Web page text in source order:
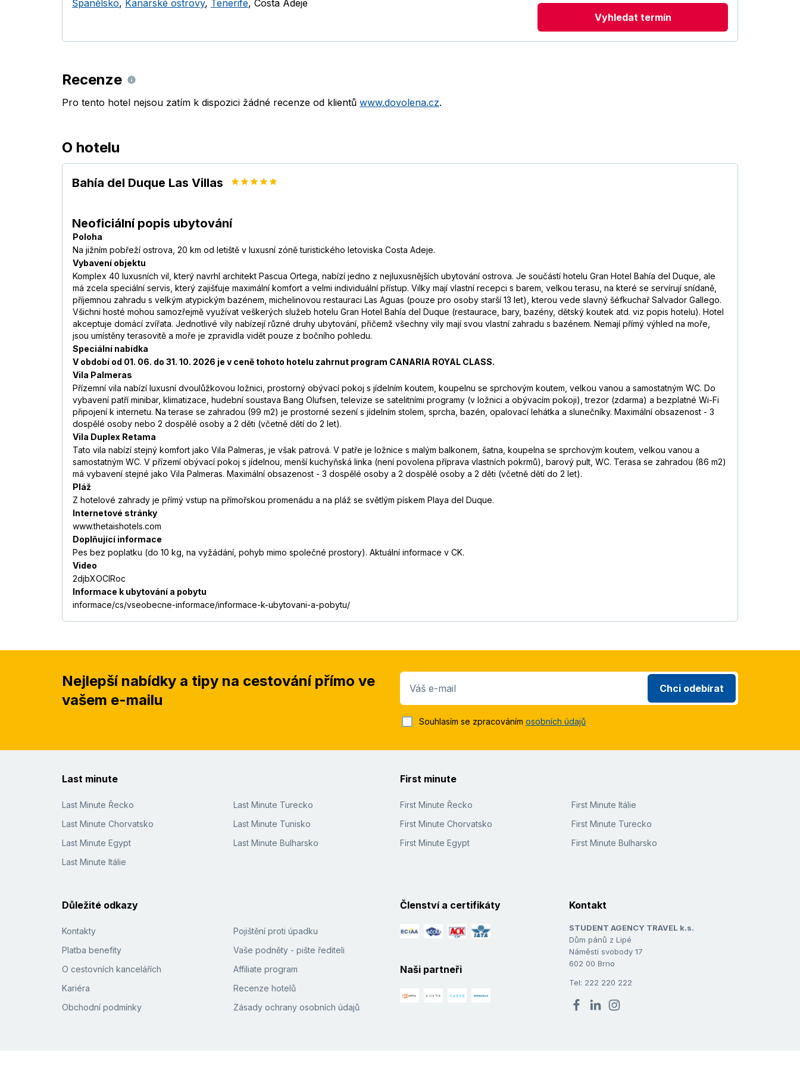
Španělsko, Kanárské ostrovy, Tenerife, Costa Adeje
Vyhledat termín
Recenze
Pro tento hotel nejsou zatím k dispozici žádné recenze od klientů www.dovolena.cz.
O hotelu
Bahía del Duque Las Villas
Neoficiální popis ubytování
Poloha
Na jižním pobřeží ostrova, 20 km od letiště v luxusní zóně turistického letoviska Costa Adeje.
Vybavení objektu
Komplex 40 luxusních vil, který navrhl architekt Pascua Ortega, nabízí jedno z nejluxusnějších ubytování ostrova. Je součástí hotelu Gran Hotel Bahía del Duque, ale
má zcela speciální servis, který zajišťuje maximální komfort a velmi individuální přístup. Vilky mají vlastní recepci s barem, velkou terasu, na které se servírují snídaně,
příjemnou zahradu s velkým atypickým bazénem, michelinovou restauraci Las Aguas (pouze pro osoby starší 13 let), kterou vede slavný šéfkuchař Salvador Gallego.
Všichni hosté mohou samozřejmě využívat veškerých služeb hotelu Gran Hotel Bahía del Duque (restaurace, bary, bazény, dětský koutek atd. viz popis hotelu). Hotel
akceptuje domácí zvířata. Jednotlivé vily nabízejí různé druhy ubytování, přičemž všechny vily mají svou vlastní zahradu s bazénem. Nemají přímý výhled na moře,
jsou umístěny terasovitě a moře je zpravidla vidět pouze z bočního pohledu.
Speciální nabídka
V období od 01. 06. do 31. 10. 2026 je v ceně tohoto hotelu zahrnut program CANARIA ROYAL CLASS.
Vila Palmeras
Přízemní vila nabízí luxusní dvoulůžkovou ložnici, prostorný obývací pokoj s jídelním koutem, koupelnu se sprchovým koutem, velkou vanou a samostatným WC. Do
vybavení patří minibar, klimatizace, hudební soustava Bang Olufsen, televize se satelitními programy (v ložnici a obývacím pokoji), trezor (zdarma) a bezplatné Wi-Fi
připojení k internetu. Na terase se zahradou (99 m2) je prostorné sezení s jídelním stolem, sprcha, bazén, opalovací lehátka a slunečníky. Maximální obsazenost - 3
dospělé osoby nebo 2 dospělé osoby a 2 děti (včetně dětí do 2 let).
Vila Duplex Retama
Tato vila nabízí stejný komfort jako Vila Palmeras, je však patrová. V patře je ložnice s malým balkonem, šatna, koupelna se sprchovým koutem, velkou vanou a
samostatným WC. V přízemí obývací pokoj s jídelnou, menší kuchyňská linka (není povolena příprava vlastních pokrmů), barový pult, WC. Terasa se zahradou (86 m2)
má vybavení stejné jako Vila Palmeras. Maximální obsazenost - 3 dospělé osoby a 2 dospělé osoby a 2 děti (včetně dětí do 2 let).
Pláž
Z hotelové zahrady je přímý vstup na přímořskou promenádu a na pláž se světlým pískem Playa del Duque.
Internetové stránky
www.thetaishotels.com
Doplňující informace
Pes bez poplatku (do 10 kg, na vyžádání, pohyb mimo společné prostory). Aktuální informace v CK.
Video
2djbXOCIRoc
Informace k ubytování a pobytu
informace/cs/vseobecne-informace/informace-k-ubytovani-a-pobytu/
Nejlepší nabídky a tipy na cestování přímo ve
vašem e-mailu
Váš e-mail Chci odebírat
Souhlasím se zpracováním osobních údajů
Last minute
Last Minute Řecko
Last Minute Chorvatsko
Last Minute Egypt
Last Minute Itálie
Last Minute Turecko
Last Minute Tunisko
Last Minute Bulharsko
First minute
First Minute Řecko
First Minute Chorvatsko
First Minute Egypt
First Minute Itálie
First Minute Turecko
First Minute Bulharsko
Důležité odkazy
Kontakty
Platba benefity
O cestovních kancelářích
Kariéra
Obchodní podmínky
Pojištění proti úpadku
Vaše podněty - pište řediteli
Affiliate program
Recenze hotelů
Zásady ochrany osobních údajů
Členství a certifikáty
Naši partneři
Kontakt
STUDENT AGENCY TRAVEL k.s.
Dům pánů z Lipé
Náměstí svobody 17
602 00 Brno
Tel: 222 220 222